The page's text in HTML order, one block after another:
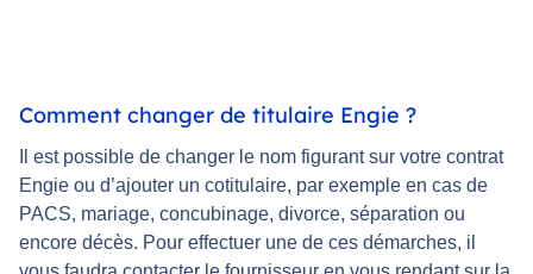
Comment changer de titulaire Engie ?
Il est possible de changer le nom figurant sur votre contrat
Engie ou d’ajouter un cotitulaire, par exemple en cas de
PACS, mariage, concubinage, divorce, séparation ou
encore décès. Pour effectuer une de ces démarches, il